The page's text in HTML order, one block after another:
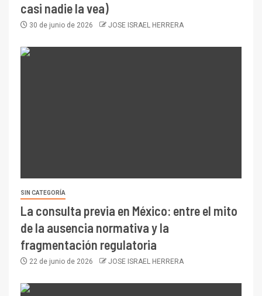
casi nadie la vea)
30 de junio de 2026 JOSE ISRAEL HERRERA
SIN CATEGORÍA
La consulta previa en México: entre el mito
de la ausencia normativa y la
fragmentación regulatoria
22 de junio de 2026 JOSE ISRAEL HERRERA